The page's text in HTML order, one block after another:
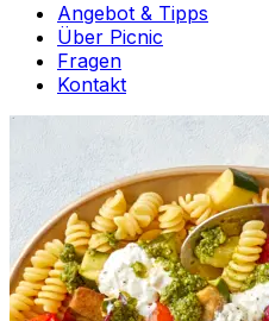
Angebot & Tipps
Über Picnic
Fragen
Kontakt